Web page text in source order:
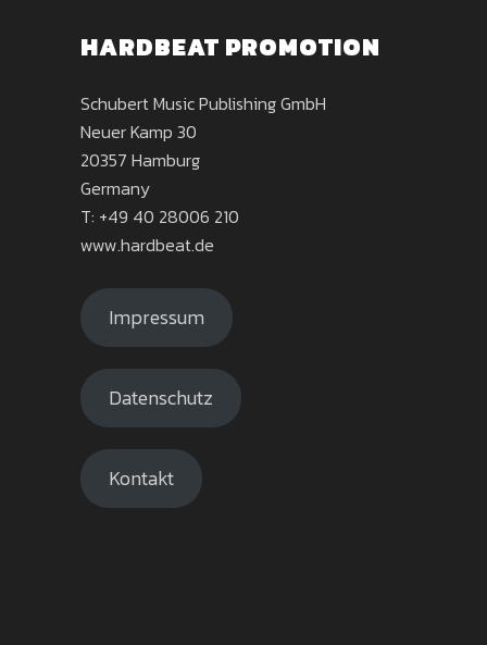
HARDBEAT PROMOTION
Schubert Music Publishing GmbH
Neuer Kamp 30
20357 Hamburg
Germany
T: +49 40 28006 210
www.hardbeat.de
Impressum
Datenschutz
Kontakt